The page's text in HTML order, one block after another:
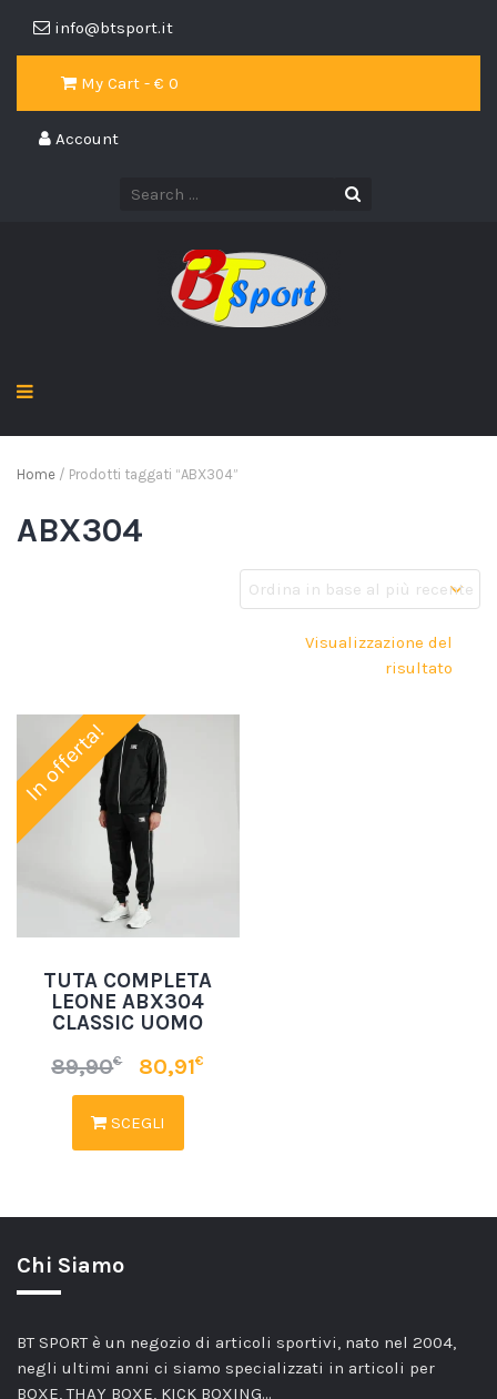
info@btsport.it
My Cart - € 0
Account
Home / Prodotti taggati “ABX304”
ABX304
Visualizzazione del
risultato
In offerta!
TUTA COMPLETA
LEONE ABX304
CLASSIC UOMO
89,90€ 80,91€
SCEGLI
Chi Siamo
BT SPORT è un negozio di articoli sportivi, nato nel 2004,
negli ultimi anni ci siamo specializzati in articoli per
BOXE, THAY BOXE, KICK BOXING…